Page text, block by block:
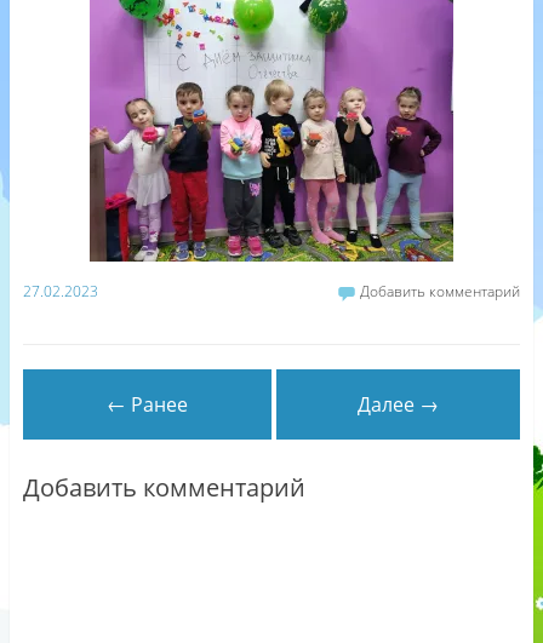
27.02.2023 Добавить комментарий
← Ранее Далее →
Добавить комментарий